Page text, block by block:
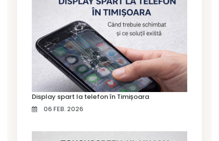
Display spart la telefon în Timișoara
06 FEB. 2026